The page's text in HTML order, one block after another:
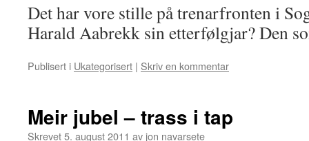
Det har vore stille på trenarfronten i
Harald Aabrekk sin etterfølgjar? Den
Publisert i Ukategorisert | Skriv en kommentar
Meir jubel – trass i tap
Skrevet5. august 2011 av jon navarsete